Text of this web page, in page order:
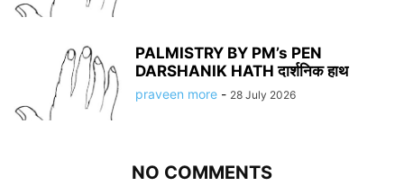
PALMISTRY BY PM’s PEN
DARSHANIK HATH दार्शनिक हाथ
praveen more - 28 July 2026
NO COMMENTS